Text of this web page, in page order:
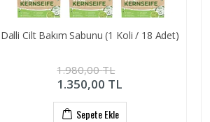
Dalli Cilt Bakım Sabunu (1 Koli / 18 Adet)
1.980,00TL
1.350,00 TL
Sepete Ekle